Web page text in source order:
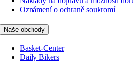
Oznámení o ochraně soukromí
Naše obchody
Basket-Center
Daily Bikers